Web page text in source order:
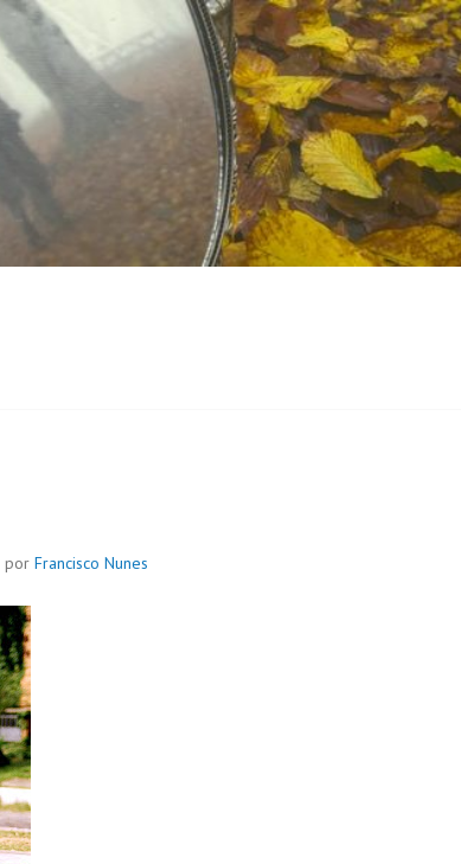
por Francisco Nunes